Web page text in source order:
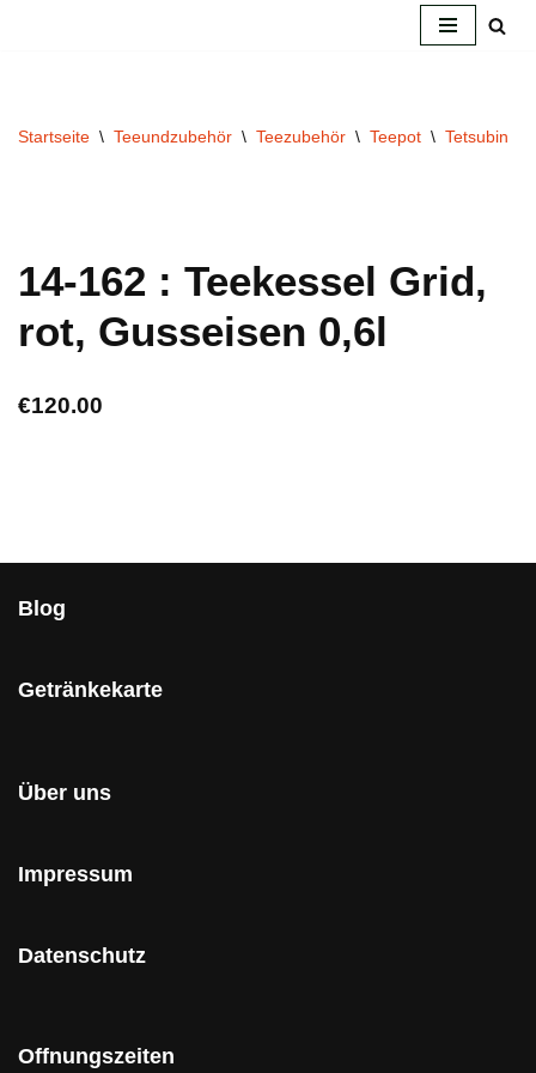
Startseite \ Teeundzubehör \ Teezubehör \ Teepot \ Tetsubin
14-162 : Teekessel Grid,
rot, Gusseisen 0,6l
€120.00
Blog
Getränkekarte
Über uns
Impressum
Datenschutz
Offnungszeiten